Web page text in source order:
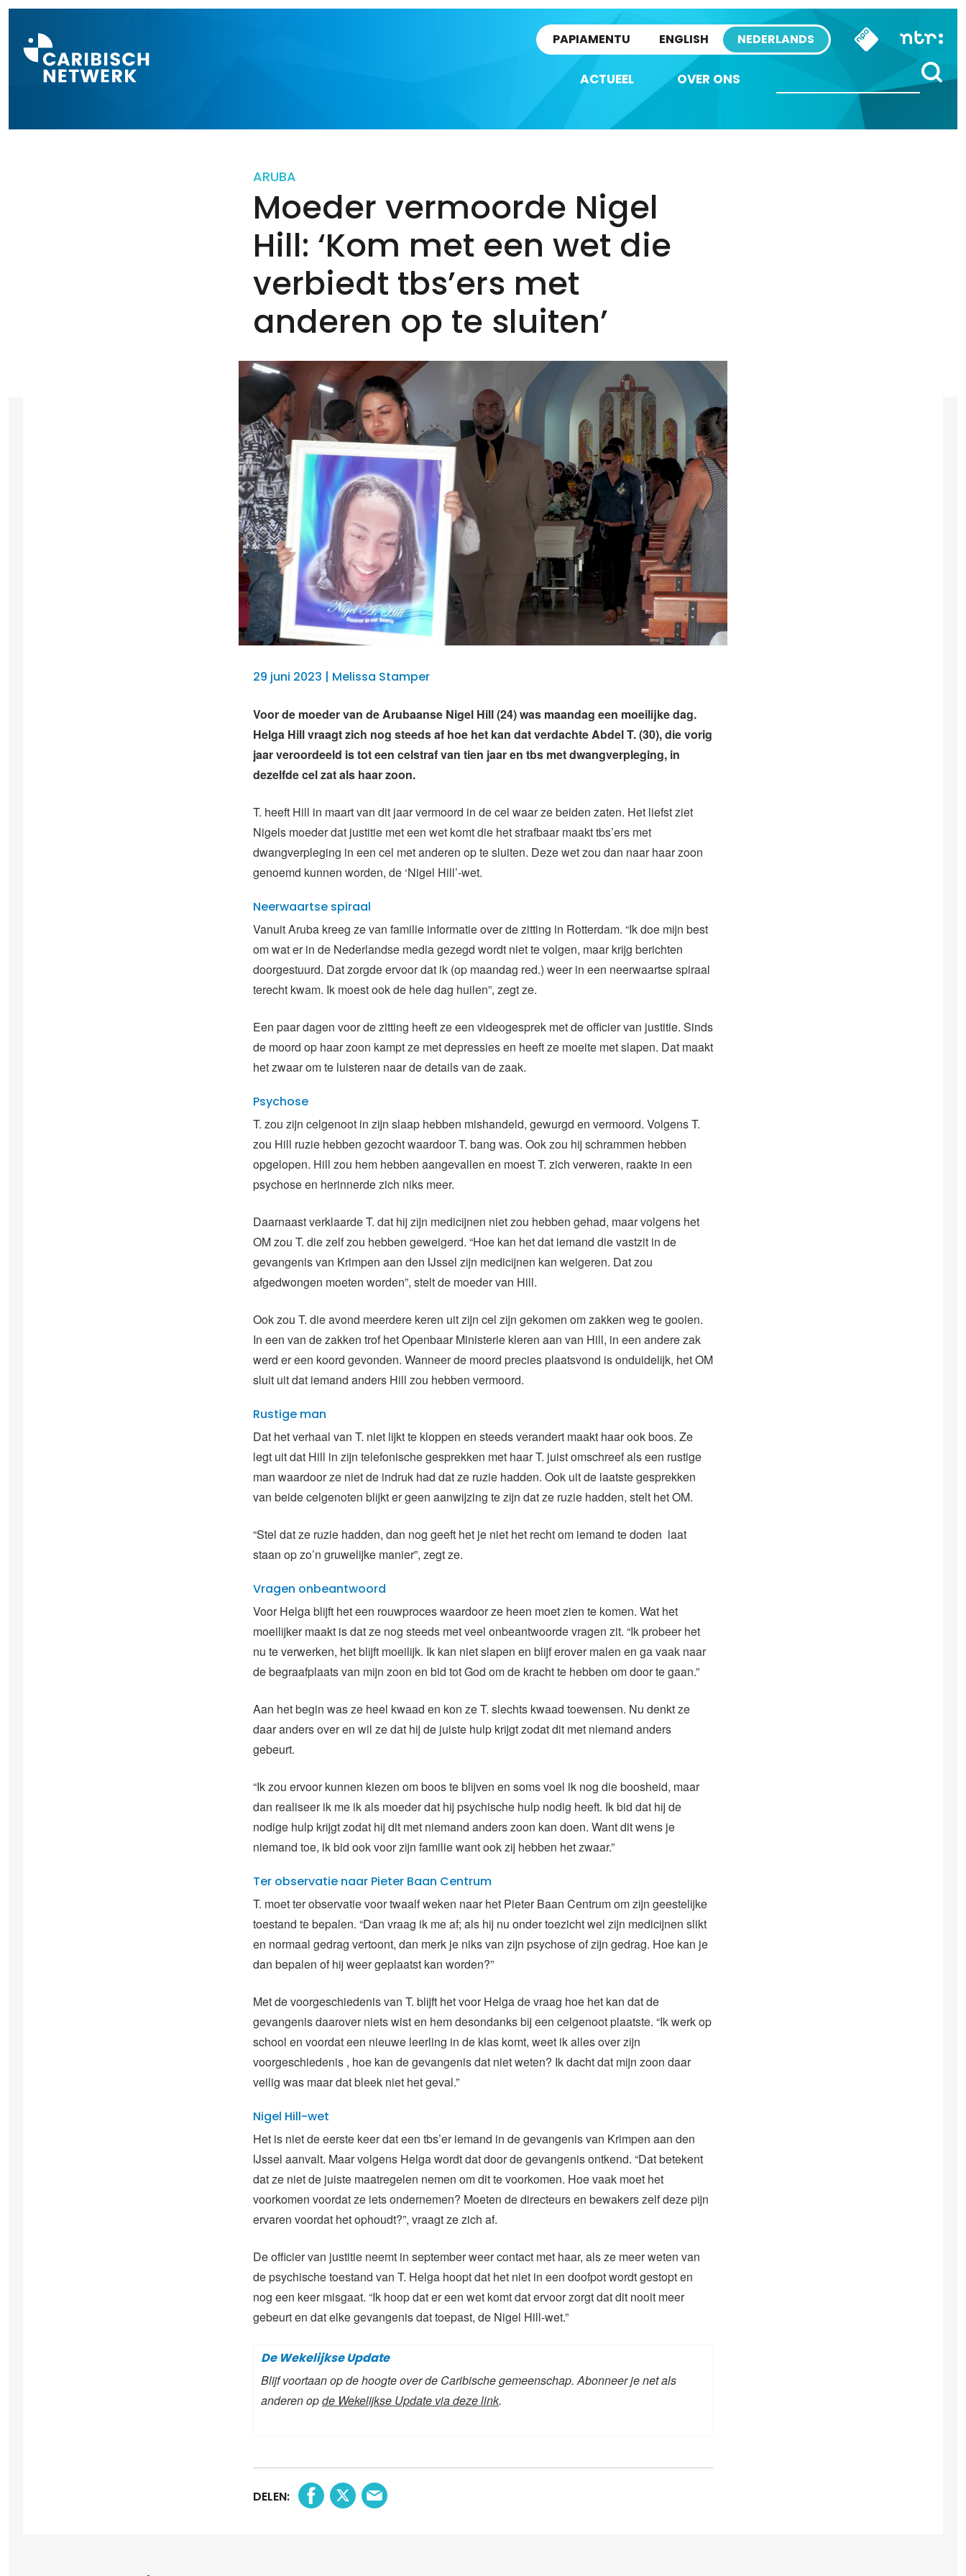
PAPIAMENTU ENGLISH NEDERLANDS
ACTUEEL OVER ONS
ARUBA
Moeder vermoorde Nigel
Hill: ‘Kom met een wet die
verbiedt tbs’ers met
anderen op te sluiten’
29 juni 2023 | Melissa Stamper
Voor de moeder van de Arubaanse Nigel Hill (24) was maandag een moeilijke dag.
Helga Hill vraagt zich nog steeds af hoe het kan dat verdachte Abdel T. (30), die vorig
jaar veroordeeld is tot een celstraf van tien jaar en tbs met dwangverpleging, in
dezelfde cel zat als haar zoon.
T. heeft Hill in maart van dit jaar vermoord in de cel waar ze beiden zaten. Het liefst ziet
Nigels moeder dat justitie met een wet komt die het strafbaar maakt tbs’ers met
dwangverpleging in een cel met anderen op te sluiten. Deze wet zou dan naar haar zoon
genoemd kunnen worden, de ‘Nigel Hill’-wet.
Neerwaartse spiraal
Vanuit Aruba kreeg ze van familie informatie over de zitting in Rotterdam. “Ik doe mijn best
om wat er in de Nederlandse media gezegd wordt niet te volgen, maar krijg berichten
doorgestuurd. Dat zorgde ervoor dat ik (op maandag red.) weer in een neerwaartse spiraal
terecht kwam. Ik moest ook de hele dag huilen”, zegt ze.
Een paar dagen voor de zitting heeft ze een videogesprek met de officier van justitie. Sinds
de moord op haar zoon kampt ze met depressies en heeft ze moeite met slapen. Dat maakt
het zwaar om te luisteren naar de details van de zaak.
Psychose
T. zou zijn celgenoot in zijn slaap hebben mishandeld, gewurgd en vermoord. Volgens T.
zou Hill ruzie hebben gezocht waardoor T. bang was. Ook zou hij schrammen hebben
opgelopen. Hill zou hem hebben aangevallen en moest T. zich verweren, raakte in een
psychose en herinnerde zich niks meer.
Daarnaast verklaarde T. dat hij zijn medicijnen niet zou hebben gehad, maar volgens het
OM zou T. die zelf zou hebben geweigerd. “Hoe kan het dat iemand die vastzit in de
gevangenis van Krimpen aan den IJssel zijn medicijnen kan weigeren. Dat zou
afgedwongen moeten worden”, stelt de moeder van Hill.
Ook zou T. die avond meerdere keren uit zijn cel zijn gekomen om zakken weg te gooien.
In een van de zakken trof het Openbaar Ministerie kleren aan van Hill, in een andere zak
werd er een koord gevonden. Wanneer de moord precies plaatsvond is onduidelijk, het OM
sluit uit dat iemand anders Hill zou hebben vermoord.
Rustige man
Dat het verhaal van T. niet lijkt te kloppen en steeds verandert maakt haar ook boos. Ze
legt uit dat Hill in zijn telefonische gesprekken met haar T. juist omschreef als een rustige
man waardoor ze niet de indruk had dat ze ruzie hadden. Ook uit de laatste gesprekken
van beide celgenoten blijkt er geen aanwijzing te zijn dat ze ruzie hadden, stelt het OM.
“Stel dat ze ruzie hadden, dan nog geeft het je niet het recht om iemand te doden laat
staan op zo’n gruwelijke manier”, zegt ze.
Vragen onbeantwoord
Voor Helga blijft het een rouwproces waardoor ze heen moet zien te komen. Wat het
moeilijker maakt is dat ze nog steeds met veel onbeantwoorde vragen zit. “Ik probeer het
nu te verwerken, het blijft moeilijk. Ik kan niet slapen en blijf erover malen en ga vaak naar
de begraafplaats van mijn zoon en bid tot God om de kracht te hebben om door te gaan.”
Aan het begin was ze heel kwaad en kon ze T. slechts kwaad toewensen. Nu denkt ze
daar anders over en wil ze dat hij de juiste hulp krijgt zodat dit met niemand anders
gebeurt.
“Ik zou ervoor kunnen kiezen om boos te blijven en soms voel ik nog die boosheid, maar
dan realiseer ik me ik als moeder dat hij psychische hulp nodig heeft. Ik bid dat hij de
nodige hulp krijgt zodat hij dit met niemand anders zoon kan doen. Want dit wens je
niemand toe, ik bid ook voor zijn familie want ook zij hebben het zwaar.”
Ter observatie naar Pieter Baan Centrum
T. moet ter observatie voor twaalf weken naar het Pieter Baan Centrum om zijn geestelijke
toestand te bepalen. “Dan vraag ik me af; als hij nu onder toezicht wel zijn medicijnen slikt
en normaal gedrag vertoont, dan merk je niks van zijn psychose of zijn gedrag. Hoe kan je
dan bepalen of hij weer geplaatst kan worden?”
Met de voorgeschiedenis van T. blijft het voor Helga de vraag hoe het kan dat de
gevangenis daarover niets wist en hem desondanks bij een celgenoot plaatste. “Ik werk op
school en voordat een nieuwe leerling in de klas komt, weet ik alles over zijn
voorgeschiedenis , hoe kan de gevangenis dat niet weten? Ik dacht dat mijn zoon daar
veilig was maar dat bleek niet het geval.”
Nigel Hill-wet
Het is niet de eerste keer dat een tbs’er iemand in de gevangenis van Krimpen aan den
IJssel aanvalt. Maar volgens Helga wordt dat door de gevangenis ontkend. “Dat betekent
dat ze niet de juiste maatregelen nemen om dit te voorkomen. Hoe vaak moet het
voorkomen voordat ze iets ondernemen? Moeten de directeurs en bewakers zelf deze pijn
ervaren voordat het ophoudt?”, vraagt ze zich af.
De officier van justitie neemt in september weer contact met haar, als ze meer weten van
de psychische toestand van T. Helga hoopt dat het niet in een doofpot wordt gestopt en
nog een keer misgaat. “Ik hoop dat er een wet komt dat ervoor zorgt dat dit nooit meer
gebeurt en dat elke gevangenis dat toepast, de Nigel Hill-wet.”
De Wekelijkse Update
Blijf voortaan op de hoogte over de Caribische gemeenschap. Abonneer je net als
anderen opde Wekelijkse Update via deze link.
DELEN: